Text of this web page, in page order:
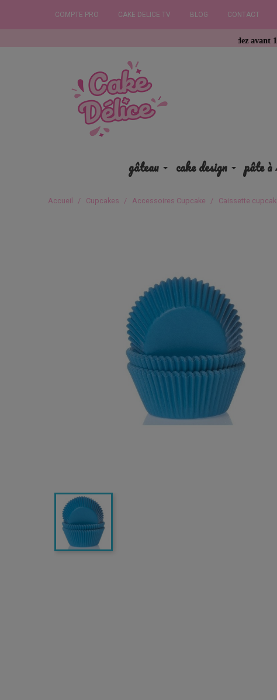
COMPTE PRO CAKE DELICE TV BLOG CONTACT
Commandez avant 12h,
gâteau cake design pâte à
Accueil Cupcakes Accessoires Cupcake Caissette